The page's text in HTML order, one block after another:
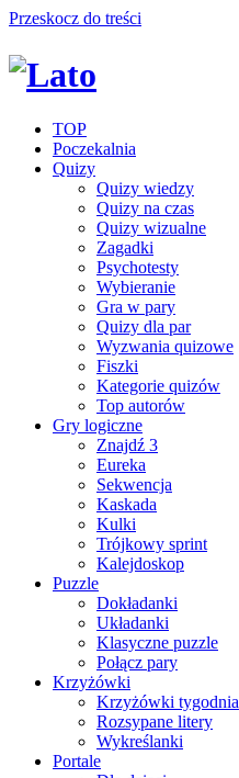
Przeskocz do treści
TOP
Poczekalnia
Quizy
Quizy wiedzy
Quizy na czas
Quizy wizualne
Zagadki
Psychotesty
Wybieranie
Gra w pary
Quizy dla par
Wyzwania quizowe
Fiszki
Kategorie quizów
Top autorów
Gry logiczne
Znajdź 3
Eureka
Sekwencja
Kaskada
Kulki
Trójkowy sprint
Kalejdoskop
Puzzle
Dokładanki
Układanki
Klasyczne puzzle
Połącz pary
Krzyżówki
Krzyżówki tygodnia
Rozsypane litery
Wykreślanki
Portale